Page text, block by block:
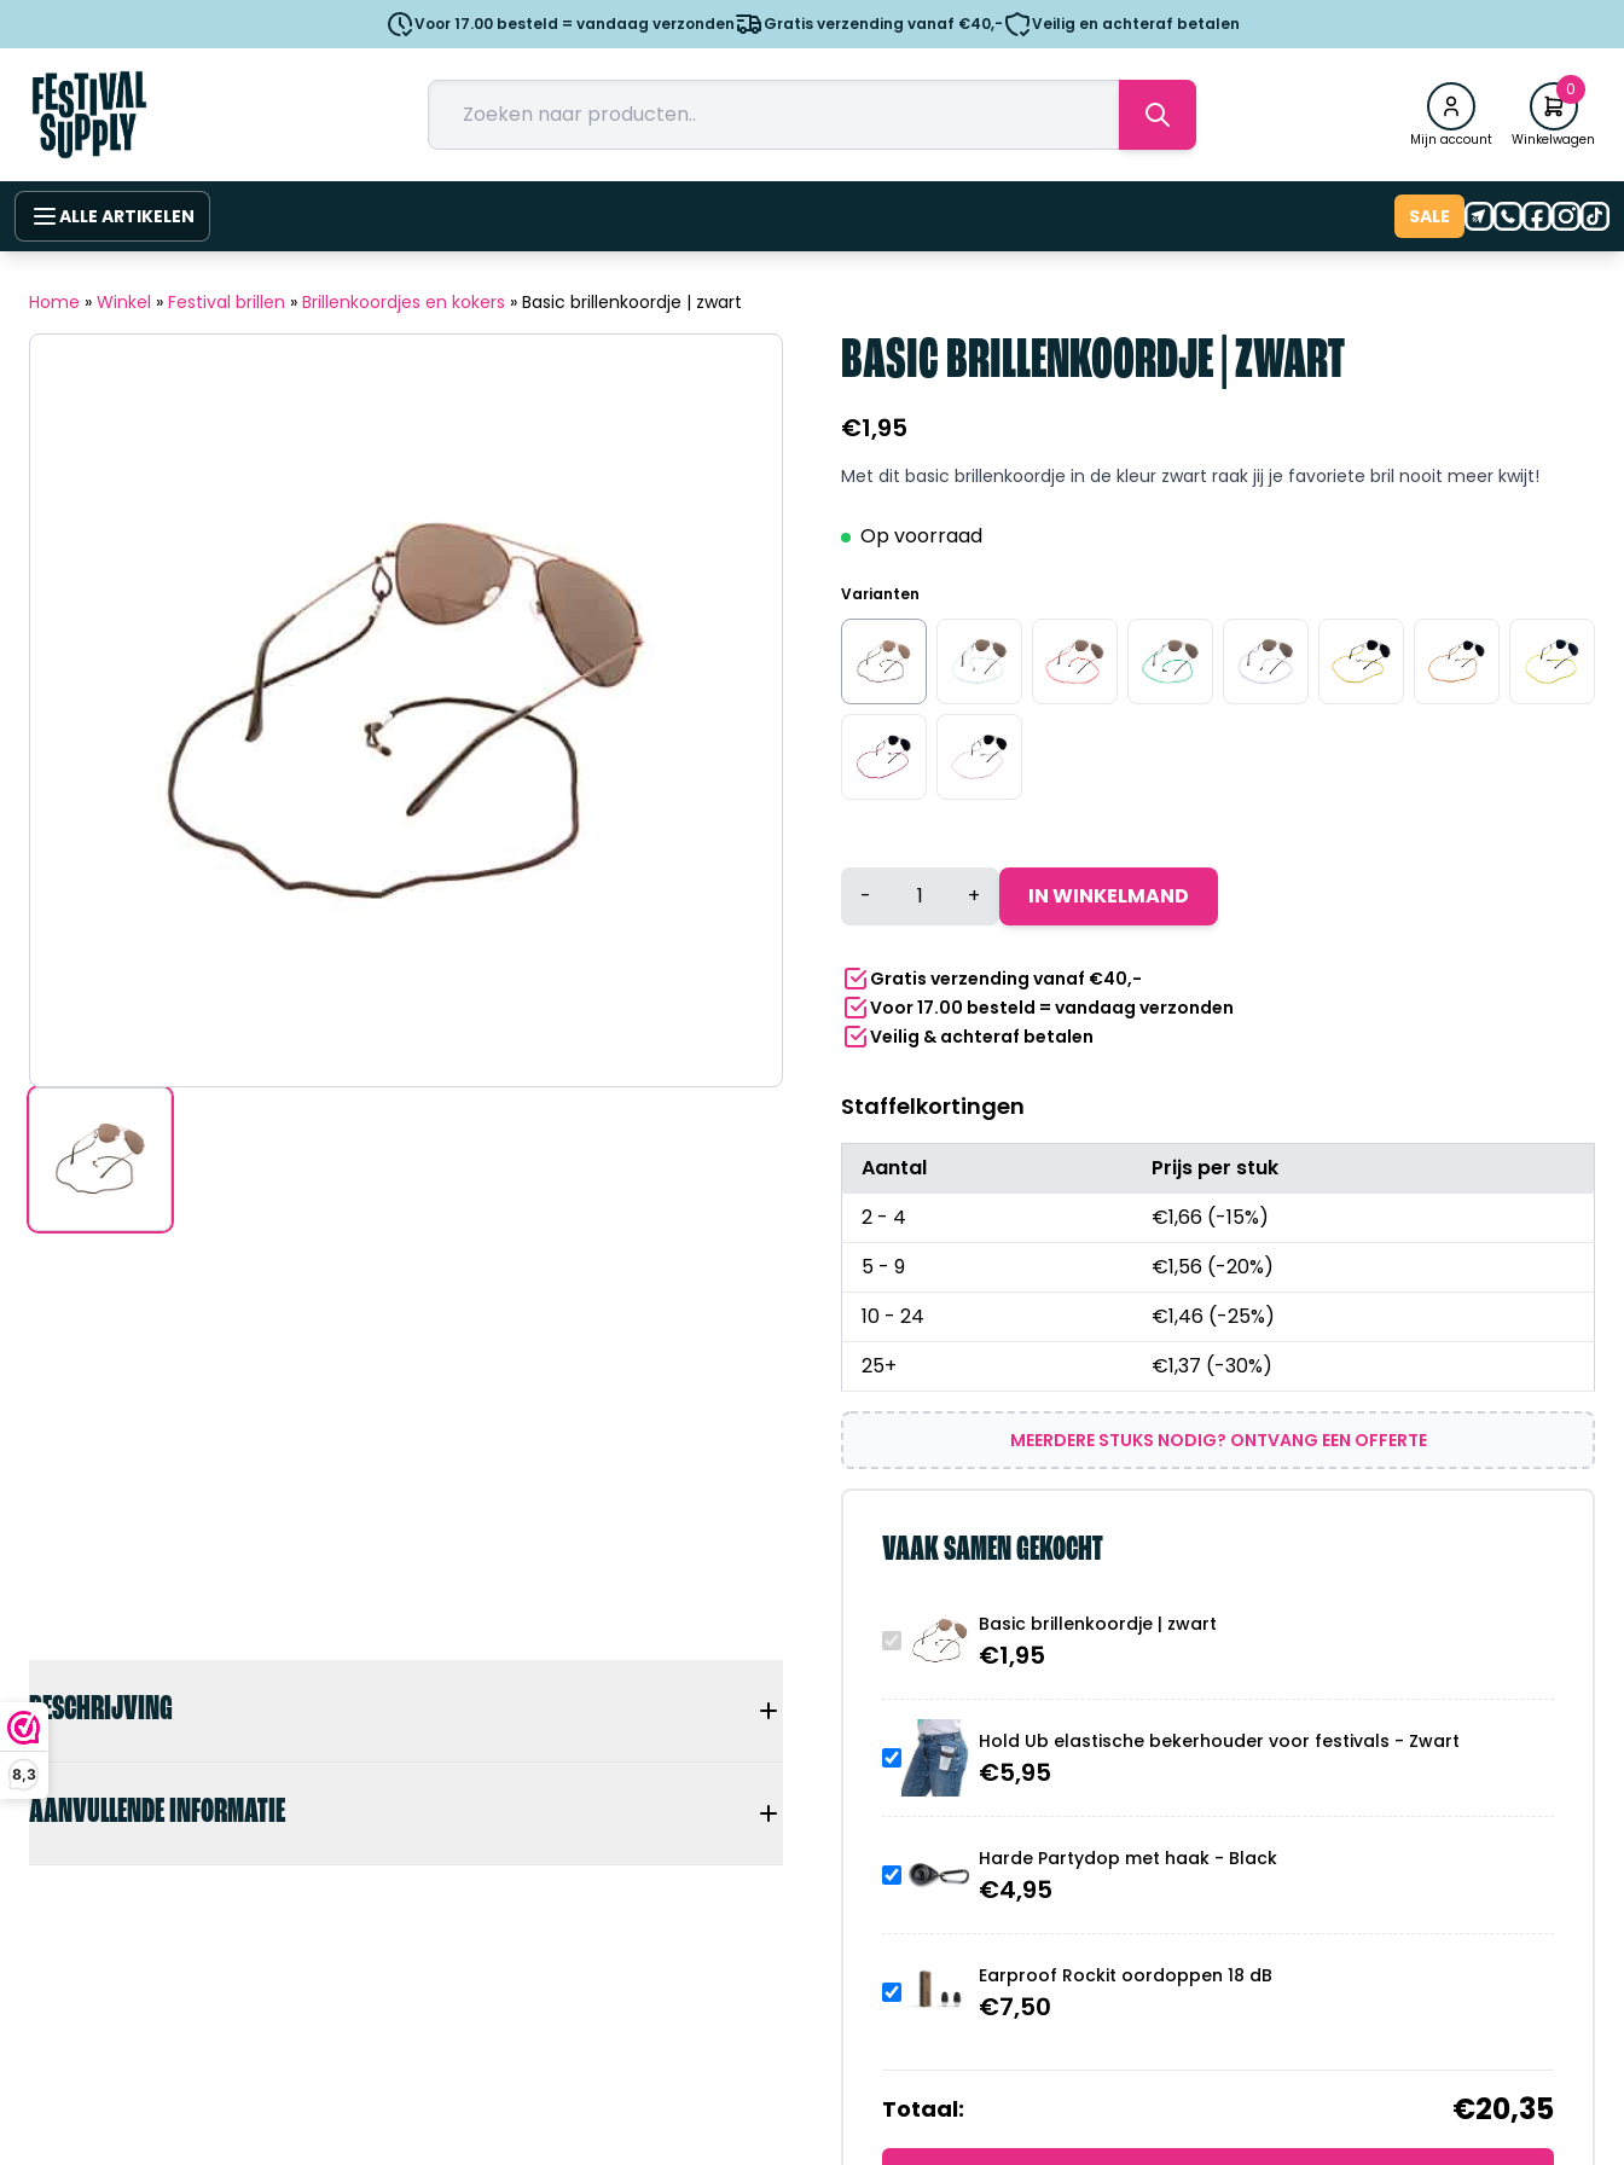
8,3
Voor 17.00 besteld = vandaag verzonden Gratis verzending vanaf €40,- Veilig en achteraf betalen
Mijn account
0
Winkelwagen
ALLE ARTIKELEN SALE
Home » Winkel » Festival brillen » Brillenkoordjes en kokers » Basic brillenkoordje | zwart
BESCHRIJVING
AANVULLENDE INFORMATIE
BASIC BRILLENKOORDJE | ZWART
€1,95
Met dit basic brillenkoordje in de kleur zwart raak jij je favoriete bril nooit meer kwijt!
Op voorraad
Varianten
Basic
brillenkoordje
zwart
aantal
- + IN WINKELMAND
Gratis verzending vanaf €40,-
Voor 17.00 besteld = vandaag verzonden
Veilig & achteraf betalen
Staffelkortingen
Aantal
Prijs per stuk
2 - 4
€1,66 (-15%)
5 - 9
€1,56 (-20%)
10 - 24
€1,46 (-25%)
25+
€1,37 (-30%)
MEERDERE STUKS NODIG? ONTVANG EEN OFFERTE
VAAK SAMEN GEKOCHT
Basic brillenkoordje | zwart
€1,95
Hold Ub elastische bekerhouder voor festivals - Zwart
€5,95
Harde Partydop met haak - Black
€4,95
Earproof Rockit oordoppen 18 dB
€7,50
Totaal: €20,35